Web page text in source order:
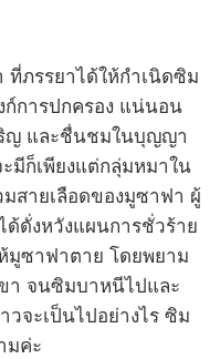
ที่ภรรยาได้ให้กำเนิดซิม
ก์การปกครอง แน่นอน
ริญ และชื่นชมในบุญญา
มีก็เพียงแต่กลุ่มหมาใน
สายเลือดของมูซาฟา ผู้
ด้ดั่งหวังแผนการชั่วร้าย
มูซาฟาตาย โดยพยาม
า จนซิมบาหนีไปและ
วจะเป็นไปอย่างไร ซิม
มค่ะ